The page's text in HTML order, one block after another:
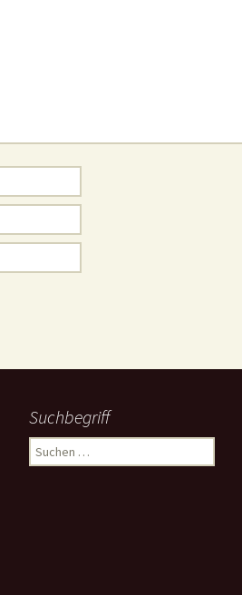
Suchbegriff
Suchen
nach: